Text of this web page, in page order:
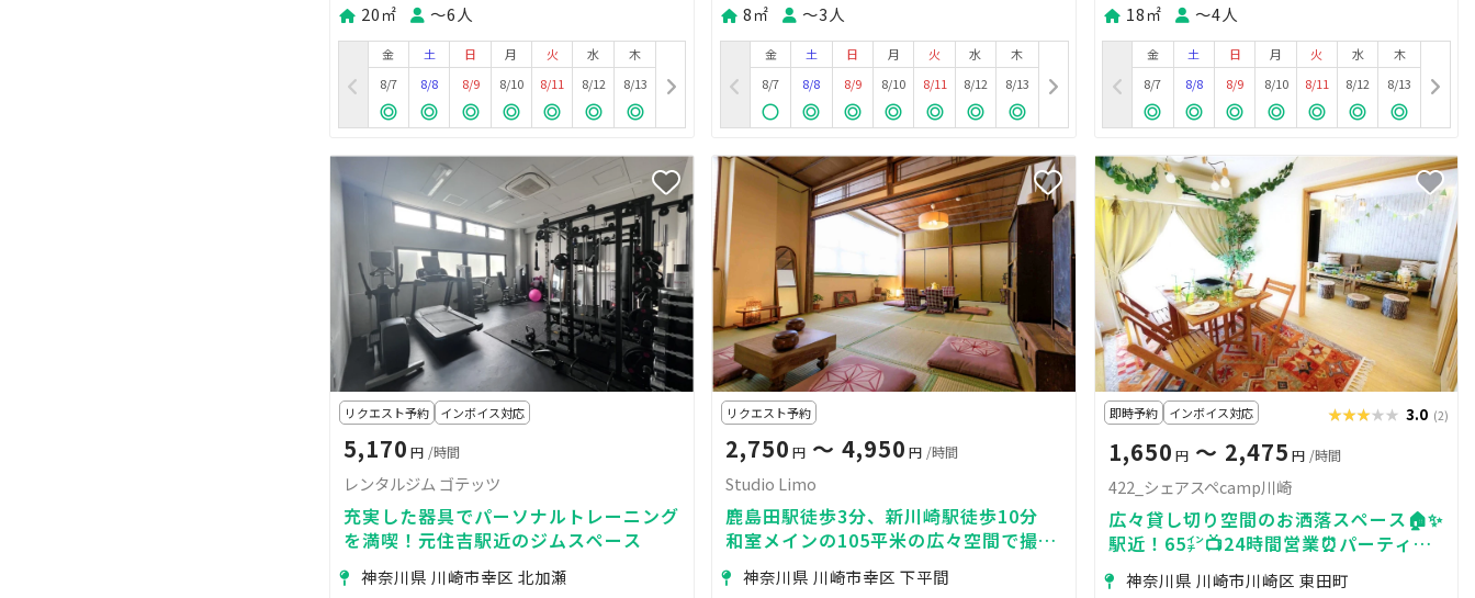
20㎡
〜6人
金
8/7
土
8/8
日
8/9
月
8/10
火
8/11
水
8/12
木
8/13
8㎡
〜3人
金
8/7
土
8/8
日
8/9
月
8/10
火
8/11
水
8/12
木
8/13
18㎡
〜4人
金
8/7
土
8/8
日
8/9
月
8/10
火
8/11
水
8/12
木
8/13
リクエスト予約 インボイス対応
5,170 円 /時間
レンタルジム ゴテッツ
充実した器具でパーソナルトレーニング
を満喫！元住吉駅近のジムスペース
神奈川県 川崎市幸区 北加瀬
リクエスト予約
2,750 円 〜 4,950 円 /時間
Studio Limo
鹿島田駅徒歩3分、新川崎駅徒歩10分
和室メインの105平米の広々空間で撮
影、ワークショップ、女子会まで。使い
方は自由
神奈川県 川崎市幸区 下平間
即時予約 インボイス対応 ★★★★★
★★★★★3.0 (2)
1,650 円〜 2,475 円 /時間
422_シェアスペcamp川崎
広々貸し切り空間のお洒落スペース🏠✨
駅近！65㌅📺24時間営業⏰パーティー
に🎉神奈川県 川崎市川崎区 東田町